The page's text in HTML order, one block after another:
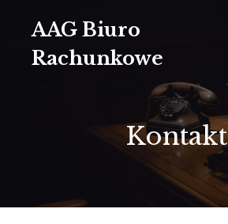
AAG Biuro
Rachunkowe
Kontakt